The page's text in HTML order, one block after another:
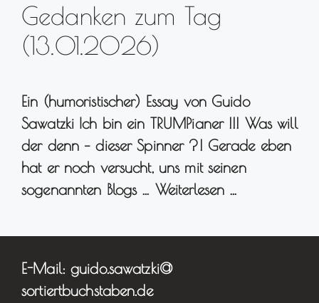
Gedanken zum Tag
(13.01.2026)
Ein (humoristischer) Essay von Guido
Sawatzki Ich bin ein TRUMPianer !!! Was will
der denn – dieser Spinner ?! Gerade eben
hat er noch versucht, uns mit seinen
sogenannten Blogs … Weiterlesen …
E-Mail: guido.sawatzki@
sortiertbuchstaben.de